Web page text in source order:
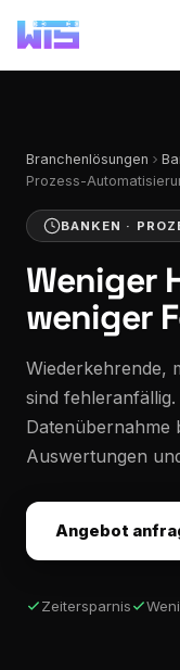
Branchenlösungen
Prozess-
BANKEN ·
Weniger
weniger
Wiederkehrende,
sind
Datenübernahme
Auswertungen
Angebot
Zeitersparnis